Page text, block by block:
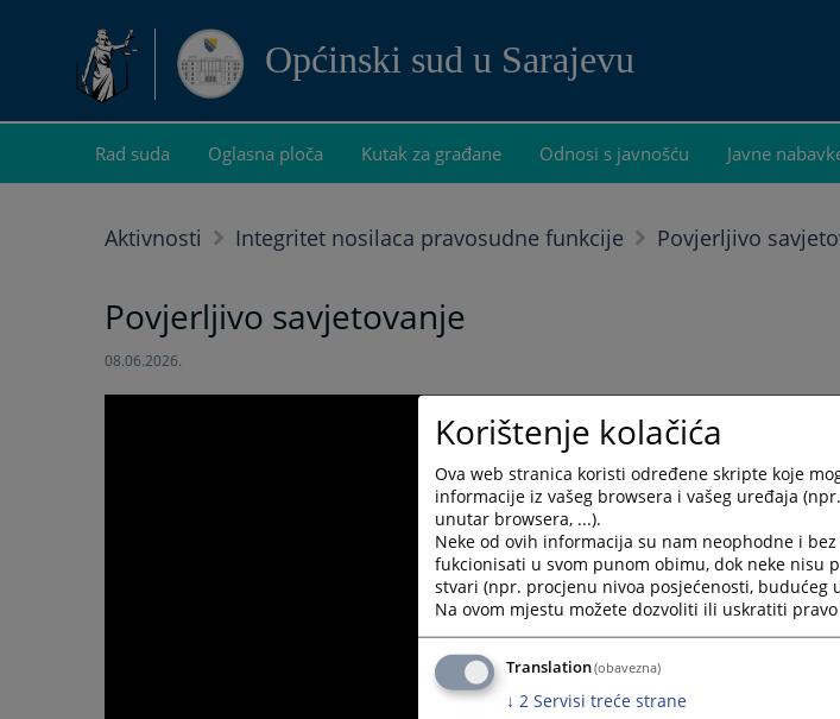
Općinski sud u Sarajevu
sadržaj
Rad suda Oglasna ploča Kutak za građane Odnosi s javnošću Javne
Aktivnosti Integritet nosilaca pravosudne funkcije Povjerljivo
Povjerljivo savjetovanje
08.06.2026.
Korištenje kolačića
Ova web stranica koristi određene skripte koje
informacije iz vašeg browsera i vašeg uređaja
unutar browsera, ...).
Neke od ovih informacija su nam neophodne i
fukcionisati u svom punom obimu, dok neke nisu
stvari (npr. procjenu nivoa posjećenosti, budućeg
Na ovom mjestu možete dozvoliti ili uskratiti
Translation(obavezna)
↓ 2 Servisi treće strane